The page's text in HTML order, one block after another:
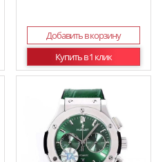
Добавить в корзину
Купить в 1 клик